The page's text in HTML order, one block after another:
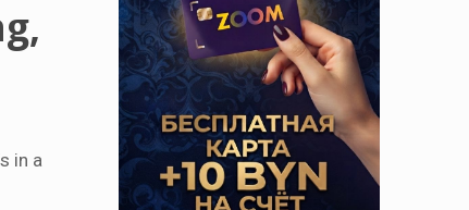
in a